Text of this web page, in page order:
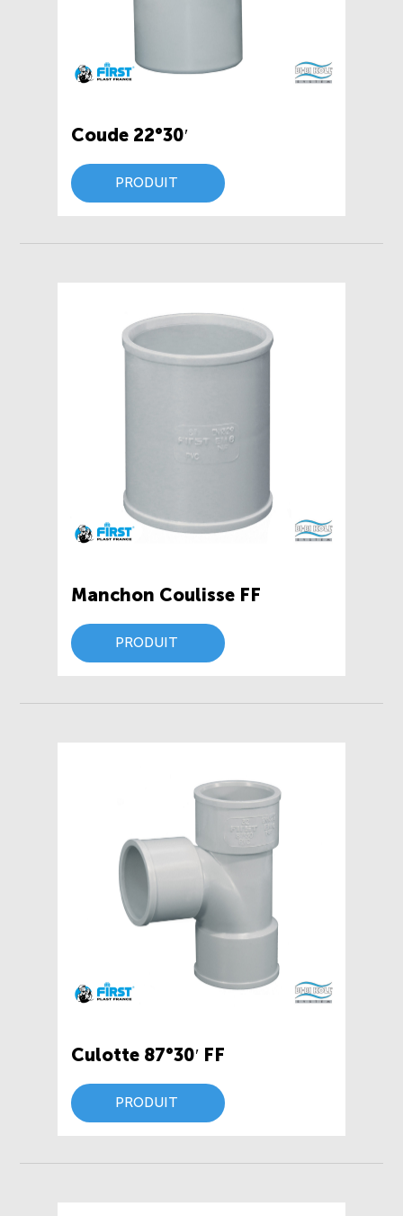
Coude 22°30′
PRODUIT
Manchon Coulisse FF
PRODUIT
Culotte 87°30′ FF
PRODUIT